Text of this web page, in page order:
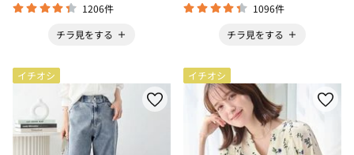
1206件
チラ見をする
1096件
チラ見をする
イチオシ イチオシ